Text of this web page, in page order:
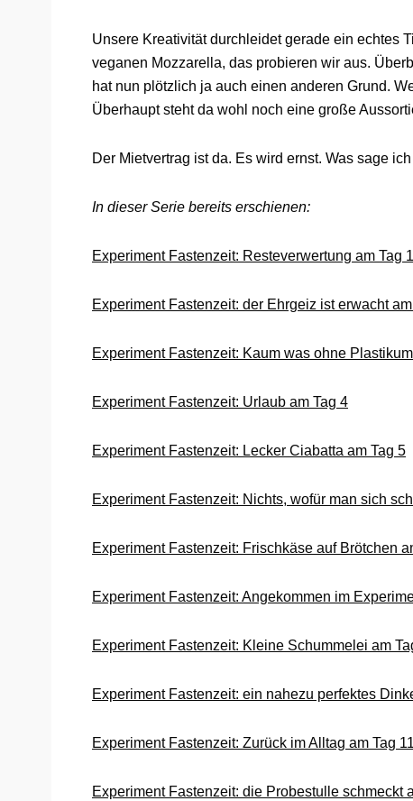
Unsere Kreativität durchleidet gerade ein echtes
veganen Mozzarella, das probieren wir aus.
hat nun plötzlich ja auch einen anderen Grund.
Überhaupt steht da wohl noch eine große
Der Mietvertrag ist da. Es wird ernst. Was sage
In dieser Serie bereits erschienen:
Experiment Fastenzeit: Resteverwertung am Tag 1
Experiment Fastenzeit: der Ehrgeiz ist erwacht
Experiment Fastenzeit: Kaum was ohne
Experiment Fastenzeit: Urlaub am Tag 4
Experiment Fastenzeit: Lecker Ciabatta am Tag 5
Experiment Fastenzeit: Nichts, wofür man sich
Experiment Fastenzeit: Frischkäse auf Brötchen
Experiment Fastenzeit: Angekommen im
Experiment Fastenzeit: Kleine Schummelei am
Experiment Fastenzeit: ein nahezu perfektes
Experiment Fastenzeit: Zurück im Alltag am Tag 11
Experiment Fastenzeit: die Probestulle schmeckt